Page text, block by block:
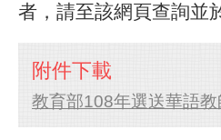
者，請至該網頁查詢並
附件下載
教育部108年選送華語